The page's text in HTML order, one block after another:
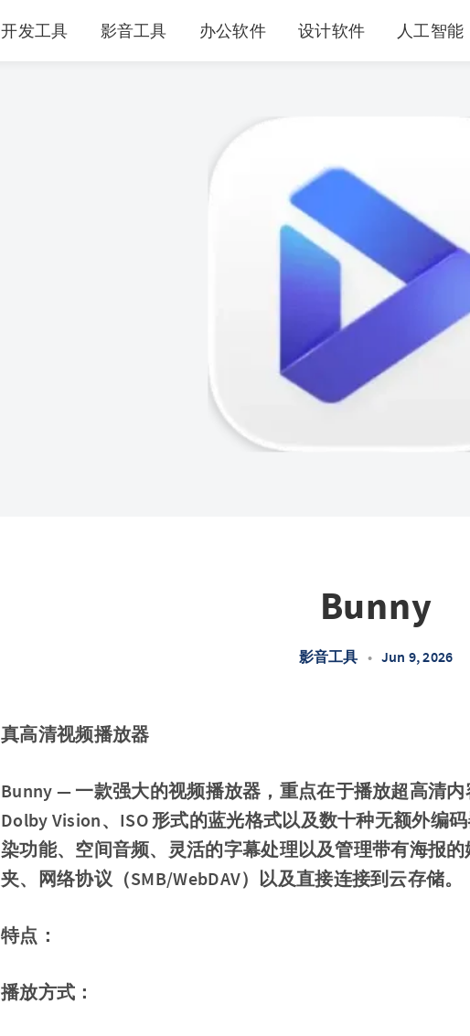
开发工具 影音工具 办公软件 设计软件 人工智能
Bunny
影音工具 • Jun 9, 2026
真高清视频播放器
Bunny — 一款强大的视频播放器，重点在于播放超高清内
Dolby Vision、ISO 形式的蓝光格式以及数十种无额外编
染功能、空间音频、灵活的字幕处理以及管理带有海报
夹、网络协议（SMB/WebDAV）以及直接连接到云存储。
特点：
播放方式：